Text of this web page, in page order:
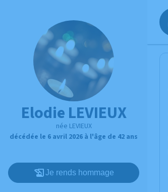
Elodie LEVIEUX
née LEVIEUX
décédée le 6 avril 2026 à l'âge de 42 ans
Je rends hommage